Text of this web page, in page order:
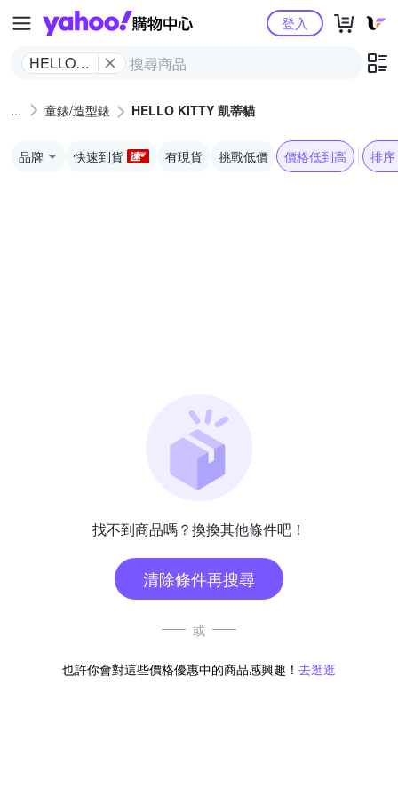
Yahoo購物中心
HELLO
蒂貓
登入
童錶/造型錶 HELLO KITTY 凱蒂貓
品牌 快速到貨 有現貨 挑戰低價 價格低到高 排序
找不到商品嗎？換換其他條件吧！
清除條件再搜尋
或
也許你會對這些價格優惠中的商品感興趣！ 去逛逛